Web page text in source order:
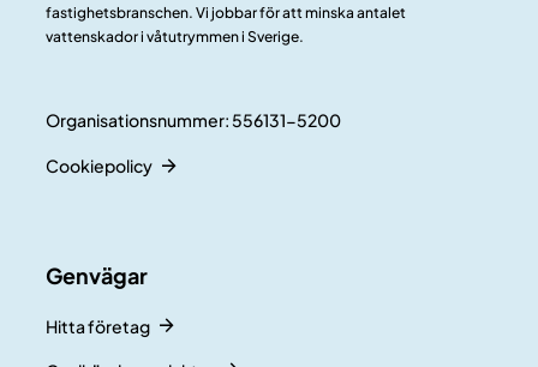
fastighetsbranschen. Vi jobbar för att minska antalet
vattenskador i våtutrymmen i Sverige.
Organisationsnummer: 556131-5200
Cookiepolicy
Genvägar
Hitta företag